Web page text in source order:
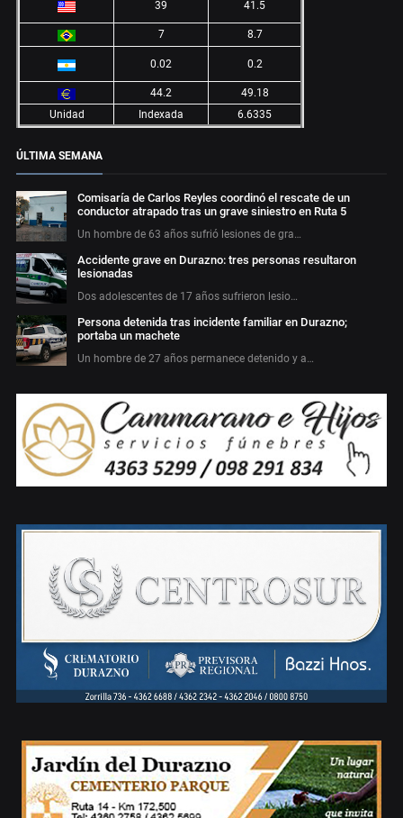
39 41.5
7 8.7
0.02 0.2
44.2
49.18
Unidad
Indexada 6.6335
ÚLTIMA SEMANA
Comisaría de Carlos Reyles coordinó el rescate de un
conductor atrapado tras un grave siniestro en Ruta 5
Un hombre de 63 años sufrió lesiones de gra…
Accidente grave en Durazno: tres personas resultaron
lesionadas
Dos adolescentes de 17 años sufrieron lesio…
Persona detenida tras incidente familiar en Durazno;
portaba un machete
Un hombre de 27 años permanece detenido y a…